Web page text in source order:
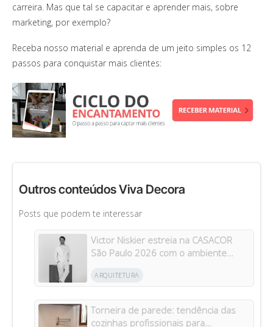
carreira. Mas que tal se capacitar e aprender mais, sobre
marketing, por exemplo?
Receba nosso material e aprenda de um jeito simples os 12
passos para conquistar mais clientes:
Outros conteúdos Viva Decora
Posts que podem te interessar
Victor Niskier estreia na CASACOR
São Paulo 2026 com o ambiente
ARQUITETURA
Torneira de parede: tendência das
cozinhas profissionais para